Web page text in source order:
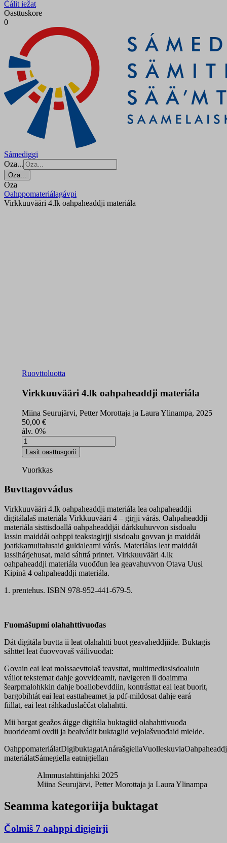
Čálit iežat
Oasttuskore
0
Sámediggi
Oza...
Oza...
Oza
Oahppomateriálagávpi
Virkkuuvääri 4.lk oahpaheaddji materiála
Ruovttoluotta
Virkkuuvääri 4.lk oahpaheaddji materiála
Miina Seurujärvi, Petter Morottaja ja Laura Ylinampa, 2025
50,00 €
álv. 0%
Virkkuuvääri
4.lk
oahpaheaddji
materiála
Lasit oasttusgorii
Vuorkkas
Buvttagovvádus
Virkkuuvääri 4.lk oahpaheaddji materiála lea oahpaheaddji
digitálalaš materiála Virkkuuvääri 4 – girjji várás. Oahpaheaddji
materiála sisttisdoallá oahpaheaddjái dárkkuhuvvon sisdoalu
lassin maiddái oahppi teakstagirjji sisdoalu govvan ja maiddái
joatkkamuitalusaid guldaleami várás. Materiálas leat maiddái
lassihárjehusat, maid sáhttá printet. Virkkuuvääri 4.lk
oahpaheaddji materiála vuođđun lea geavahuvvon Otava Uusi
Kipinä 4 oahpaheaddji materiála.
1. prentehus. ISBN 978-952-441-679-5.
Fuomášupmi olahahttivuođas
Dát digitála buvtta ii leat olahahtti buot geavaheddjiide. Buktagis
sáhttet leat čuovvovaš váilivuođat:
Govain eai leat molssaevttolaš teavsttat, multimediasisdoaluin
váilot tekstemat dahje govvideamit, navigeren ii doaimma
šearpmalohkkin dahje boallobevddiin, kontrásttat eai leat buorit,
bargobihtát eai leat easttaheamet ja pdf-mildosat dahje eará
fiillat, eai leat ráhkaduslaččat olahahtti.
Mii bargat geažos áigge digitála buktagiid olahahttivuođa
buorideami ovdii ja beaivádit buktagiid vejolašvuođaid mielde.
OahppomateriálatDigibuktagatAnárašgiellaVuolleskuvla
materiálatSámegiella eatnigiellan
Almmustahttinjahki 2025
Miina Seurujärvi, Petter Morottaja ja Laura Ylinampa
Seamma kategoriija buktagat
Čolmiš 7 oahppi digigirji